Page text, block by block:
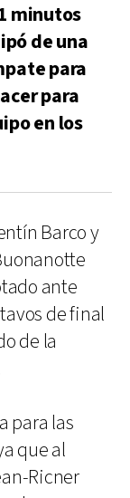
minutos
de una
para
para
en los
Barco y
ante
de final
de la
para las
que al
Ricner